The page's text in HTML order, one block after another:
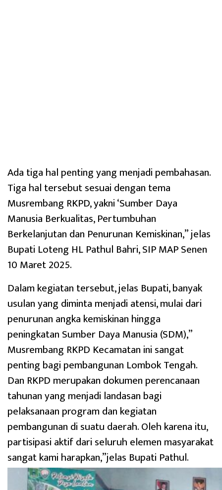
Ada tiga hal penting yang menjadi pembahasan.
Tiga hal tersebut sesuai dengan tema
Musrembang RKPD, yakni ‘Sumber Daya
Manusia Berkualitas, Pertumbuhan
Berkelanjutan dan Penurunan Kemiskinan,” jelas
Bupati Loteng HL Pathul Bahri, SIP MAP Senen
10 Maret 2025.
Dalam kegiatan tersebut, jelas Bupati, banyak
usulan yang diminta menjadi atensi, mulai dari
penurunan angka kemiskinan hingga
peningkatan Sumber Daya Manusia (SDM),”
Musrembang RKPD Kecamatan ini sangat
penting bagi pembangunan Lombok Tengah.
Dan RKPD merupakan dokumen perencanaan
tahunan yang menjadi landasan bagi
pelaksanaan program dan kegiatan
pembangunan di suatu daerah. Oleh karena itu,
partisipasi aktif dari seluruh elemen masyarakat
sangat kami harapkan,”jelas Bupati Pathul.